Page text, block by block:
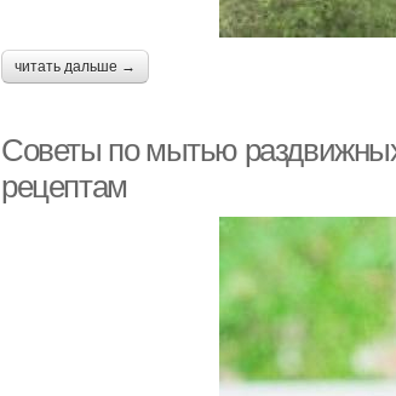
читать дальше →
Советы по мытью
рецептам